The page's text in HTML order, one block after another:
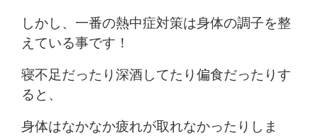
しかし、一番の熱中症対策は身体の調子を整
えている事です！
寝不足だったり深酒してたり偏食だったりす
ると、
身体はなかなか疲れが取れなかったりしま